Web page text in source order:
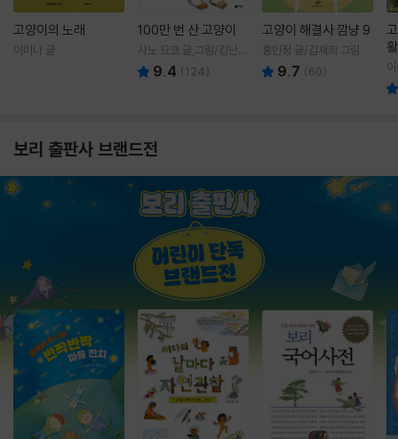
고양이의 노래
이미나 글
100만 번 산 고양이
사노 요코 글,그림/김난주
역 9.4 (124)
고양이 해결사 깜냥 9
홍민정 글/김재희 그림
9.7 (60)
보리 출판사 브랜드전